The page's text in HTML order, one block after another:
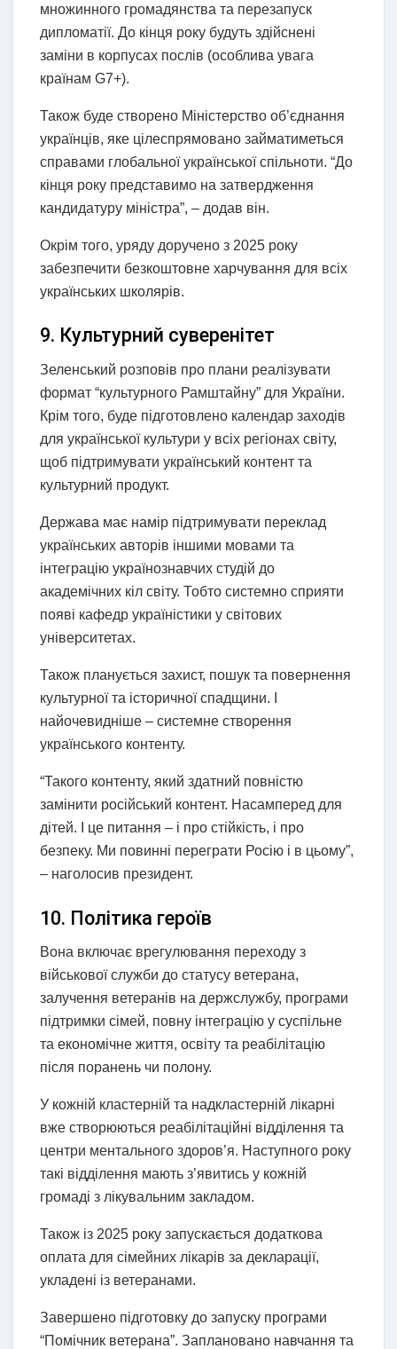
множинного громадянства та перезапуск
дипломатії. До кінця року будуть здійснені
заміни в корпусах послів (особлива увага
країнам G7+).
Також буде створено Міністерство об’єднання
українців, яке цілеспрямовано займатиметься
справами глобальної української спільноти. “До
кінця року представимо на затвердження
кандидатуру міністра”, – додав він.
Окрім того, уряду доручено з 2025 року
забезпечити безкоштовне харчування для всіх
українських школярів.
9. Культурний суверенітет
Зеленський розповів про плани реалізувати
формат “культурного Рамштайну” для України.
Крім того, буде підготовлено календар заходів
для української культури у всіх регіонах світу,
щоб підтримувати український контент та
культурний продукт.
Держава має намір підтримувати переклад
українських авторів іншими мовами та
інтеграцію українознавчих студій до
академічних кіл світу. Тобто системно сприяти
появі кафедр україністики у світових
університетах.
Також планується захист, пошук та повернення
культурної та історичної спадщини. І
найочевидніше – системне створення
українського контенту.
“Такого контенту, який здатний повністю
замінити російський контент. Насамперед для
дітей. І це питання – і про стійкість, і про
безпеку. Ми повинні переграти Росію і в цьому”,
– наголосив президент.
10. Політика героїв
Вона включає врегулювання переходу з
військової служби до статусу ветерана,
залучення ветеранів на держслужбу, програми
підтримки сімей, повну інтеграцію у суспільне
та економічне життя, освіту та реабілітацію
після поранень чи полону.
У кожній кластерній та надкластерній лікарні
вже створюються реабілітаційні відділення та
центри ментального здоров’я. Наступного року
такі відділення мають з’явитись у кожній
громаді з лікувальним закладом.
Також із 2025 року запускається додаткова
оплата для сімейних лікарів за декларації,
укладені із ветеранами.
Завершено підготовку до запуску програми
“Помічник ветерана”. Заплановано навчання та